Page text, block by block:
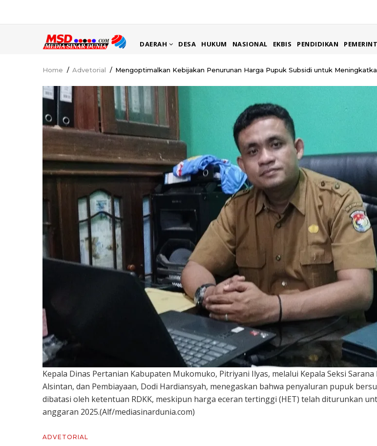
NAVIGATION
DAERAH DESA HUKUM NASIONAL EKBIS PENDIDIKAN
Breadcrumb
Home / Advetorial / Mengoptimalkan Kebijakan Penurunan Harga Pupuk Subsidi untuk
Kepala Dinas Pertanian Kabupaten Mukomuko, Pitriyani Ilyas, melalui Kepala Seksi Sarana
Alsintan, dan Pembiayaan, Dodi Hardiansyah, menegaskan bahwa penyaluran pupuk
dibatasi oleh ketentuan RDKK, meskipun harga eceran tertinggi (HET) telah diturunkan
anggaran 2025.(Alf/mediasinardunia.com)
ADVETORIAL